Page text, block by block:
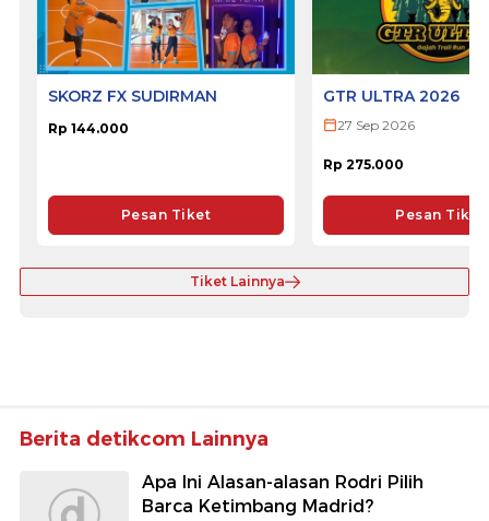
SKORZ FX SUDIRMAN
Rp 144.000
Pesan Tiket
GTR ULTRA 2026
27 Sep 2026
Rp 275.000
Pesan Tiket
Tiket Lainnya
Berita detikcom Lainnya
Apa Ini Alasan-alasan Rodri Pilih
Barca Ketimbang Madrid?